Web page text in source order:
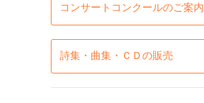
コンサートコンクールのご案内
詩集・曲集・ＣＤの販売